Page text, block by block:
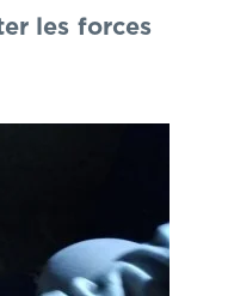
les forces